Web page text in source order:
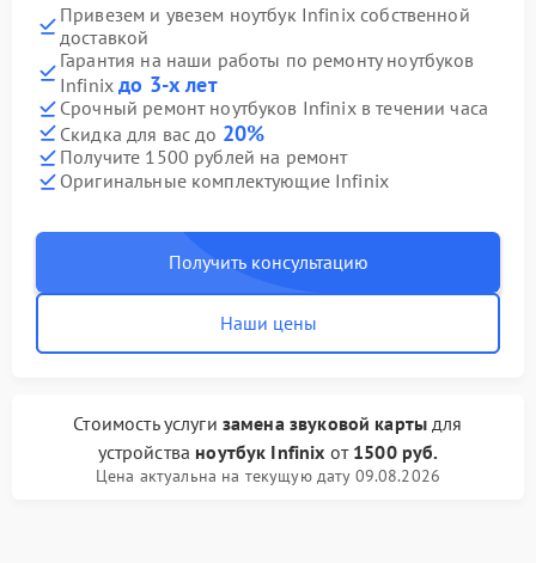
Привезем и увезем ноутбук Infinix собственной
доставкой
Гарантия на наши работы по ремонту ноутбуков
Infinixдо 3-х лет
Срочный ремонт ноутбуков Infinix в течении часа
Скидка для вас до 20%
Получите 1500 рублей на ремонт
Оригинальные комплектующие Infinix
Получить консультацию
Наши цены
Стоимость услуги замена звуковой карты для
устройства ноутбук Infinix от 1500 руб.
Цена актуальна на текущую дату 09.08.2026